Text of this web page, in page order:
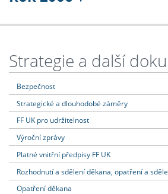
Strategie a další
Bezpečnost
Strategické a dlouhodobé záměry
FF UK pro udržitelnost
Výroční zprávy
Platné vnitřní předpisy FF UK
Rozhodnutí a sdělení děkana, opatření a
Opatření děkana